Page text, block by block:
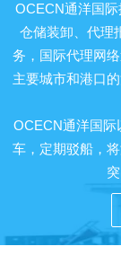
OCECN通洋国际
仓储装卸、代理
务，国际代理网
主要城市和港口
OCECN通洋国际
车，定期驳船，